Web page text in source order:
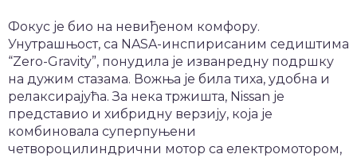
Фокус је био на невиђеном комфору.
Унутрашњост, са NASA-инспирисаним седиштима
“Zero-Gravity”, понудила је изванредну подршку
на дужим стазама. Вожња је била тиха, удобна и
релаксирајућа. За нека тржишта, Nissan је
представио и хибридну верзију, која је
комбиновала суперпуњени
четвороцилиндрични мотор са електромотором,